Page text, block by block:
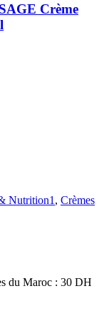
Crème
Nutrition1 , Crèmes
du Maroc : 30 DH